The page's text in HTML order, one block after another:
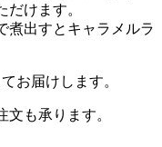
けます。
煮出すとキャラメルラ
お届けします。
も承ります。